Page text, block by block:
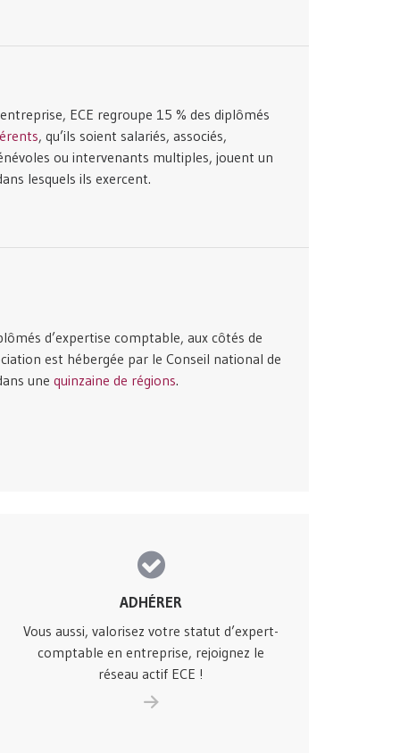
ECE regroupe 15 % des diplômés
, qu’ils soient salariés, associés,
ou intervenants multiples, jouent un
lesquels ils exercent.
d’expertise comptable, aux côtés de
est hébergée par le Conseil national de
unequinzaine de régions.
ADHÉRER
Vous aussi, valorisez votre statut d’expert-
comptable en entreprise, rejoignez le
réseau actif ECE !